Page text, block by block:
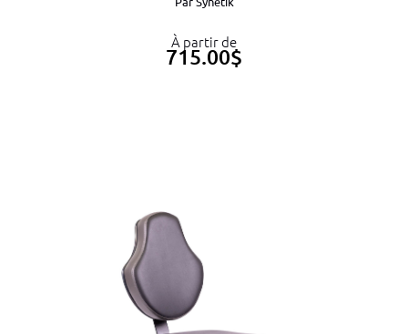
À partir de
715.00$